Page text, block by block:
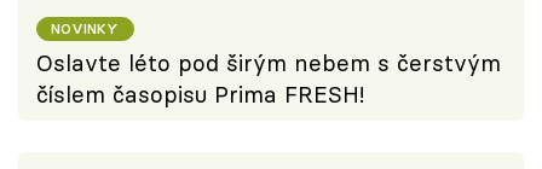
NOVINKY
Oslavte léto pod širým nebem s čerstvým
číslem časopisu Prima FRESH!